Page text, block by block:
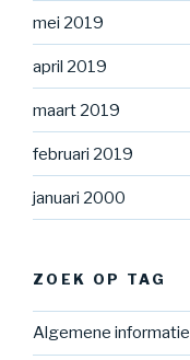
mei 2019
april 2019
maart 2019
februari 2019
januari 2000
ZOEK OP TAG
Algemene informatie